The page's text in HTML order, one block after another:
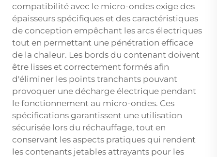
compatibilité avec le micro-ondes exige des
épaisseurs spécifiques et des caractéristiques
de conception empêchant les arcs électriques
tout en permettant une pénétration efficace
de la chaleur. Les bords du contenant doivent
être lisses et correctement formés afin
d'éliminer les points tranchants pouvant
provoquer une décharge électrique pendant
le fonctionnement au micro-ondes. Ces
spécifications garantissent une utilisation
sécurisée lors du réchauffage, tout en
conservant les aspects pratiques qui rendent
les contenants jetables attrayants pour les